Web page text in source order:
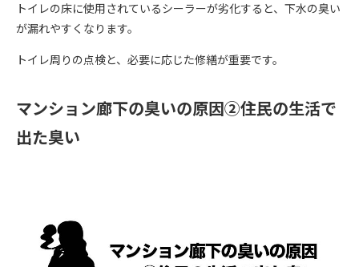
トイレの床に使用されているシーラーが劣化すると、下水の臭い
が漏れやすくなります。
トイレ周りの点検と、必要に応じた修繕が重要です。
マンション廊下の臭いの原因②住民の生活で
出た臭い